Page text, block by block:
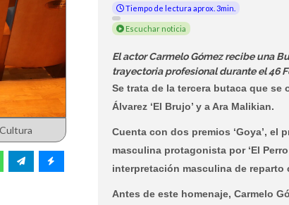
Cultura
Tiempo de lectura aprox. 3min.
Escuchar noticia
El actor Carmelo Gómez recibe una
trayectoria profesional durante el 46
Se trata de la tercera butaca que
Álvarez ‘El Brujo’ y a Ara Malikian.
Cuenta con dos premios ‘Goya’, el
masculina protagonista por ‘El
interpretación masculina de reparto
Antes de este homenaje, Carmelo